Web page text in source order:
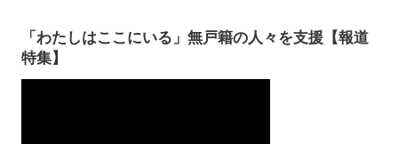
「わたしはここにいる」無戸籍の人々を支援【報道
特集】